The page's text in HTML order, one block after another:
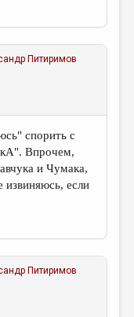
Питиримов
спорить с
Впрочем,
и Чумака,
извиняюсь, если
Питиримов